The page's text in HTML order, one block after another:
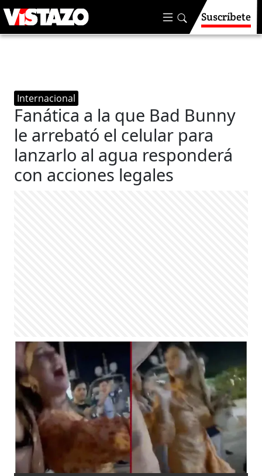
Suscríbete
Internacional
Fanática a la que Bad Bunny
le arrebató el celular para
lanzarlo al agua responderá
con acciones legales